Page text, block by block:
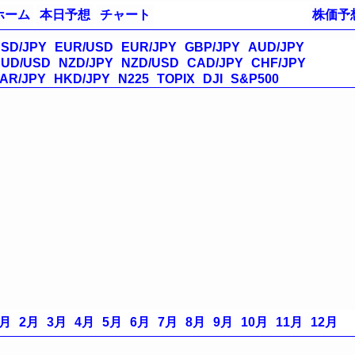
株価予
ーム 本日予想 チャート
JPY EUR/USD EUR/JPY GBP/JPY AUD/JPY
USD
NZD/JPY NZD/USD CAD/JPY CHF/JPY
JPY
HKD/JPY N225 TOPIX DJI S&P500
2月 3月 4月 5月 6月 7月 8月 9月 10月 11月 12月